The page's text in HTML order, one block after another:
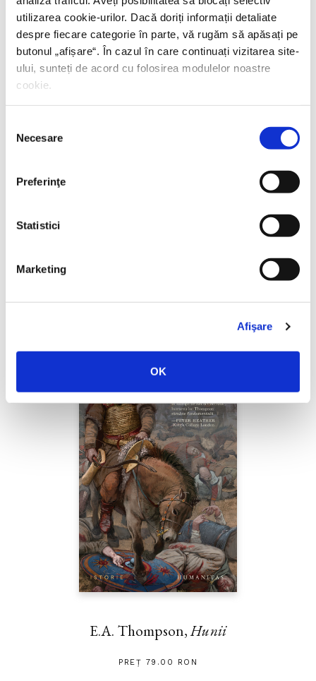
utilizarea cookie-urilor. Dacă doriți informații detaliate
despre fiecare categorie în parte, vă rugăm să apăsați pe
butonul „afișare“. În cazul în care continuați vizitarea site-
ului, sunteți de acord cu folosirea modulelor noastre
cookie.
consimțământului
Necesare
Preferinţe
Statistici
Marketing
Afişare
OK
Thierry Wolton, Lumea noastră orwelliană
E.A. Thompson,Hunii
PREȚ 79.00 RON